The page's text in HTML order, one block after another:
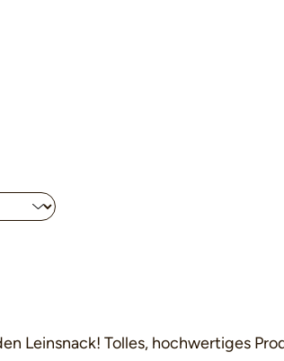
von 5 Sternen
Leinsnack! Tolles, hochwertiges